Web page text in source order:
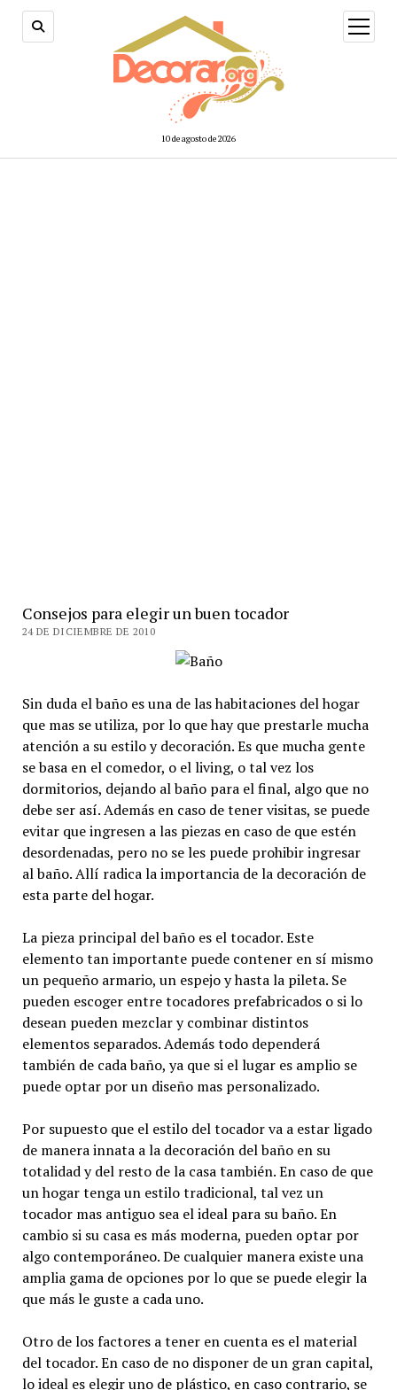
10 de agosto de 2026
abrir
menú
Consejos para elegir un buen tocador
24 DE DICIEMBRE DE 2010
Sin duda el baño es una de las habitaciones del hogar
que mas se utiliza, por lo que hay que prestarle mucha
atención a su estilo y decoración. Es que mucha gente
se basa en el comedor, o el living, o tal vez los
dormitorios, dejando al baño para el final, algo que no
debe ser así. Además en caso de tener visitas, se puede
evitar que ingresen a las piezas en caso de que estén
desordenadas, pero no se les puede prohibir ingresar
al baño. Allí radica la importancia de la decoración de
esta parte del hogar.
La pieza principal del baño es el tocador. Este
elemento tan importante puede contener en sí mismo
un pequeño armario, un espejo y hasta la pileta. Se
pueden escoger entre tocadores prefabricados o si lo
desean pueden mezclar y combinar distintos
elementos separados. Además todo dependerá
también de cada baño, ya que si el lugar es amplio se
puede optar por un diseño mas personalizado.
Por supuesto que el estilo del tocador va a estar ligado
de manera innata a la decoración del baño en su
totalidad y del resto de la casa también. En caso de que
un hogar tenga un estilo tradicional, tal vez un
tocador mas antiguo sea el ideal para su baño. En
cambio si su casa es más moderna, pueden optar por
algo contemporáneo. De cualquier manera existe una
amplia gama de opciones por lo que se puede elegir la
que más le guste a cada uno.
Otro de los factores a tener en cuenta es el material
del tocador. En caso de no disponer de un gran capital,
lo ideal es elegir uno de plástico, en caso contrario, se